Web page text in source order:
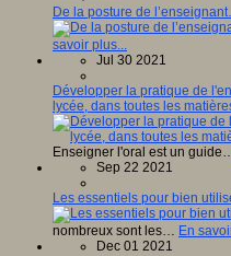
De la posture de
savoir plus...
Jul 30 2021
Développer la pratique de
lycée, dans toutes les
Enseigner l'oral est un
Sep 22 2021
Les essentiels pour bien
nombreux sont les… En
Dec 01 2021